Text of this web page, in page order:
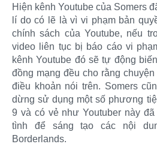
Hiện kênh Youtube của Somers
lí do có lẽ là vì vi phạm bản
chính sách của Youtube, nếu
video liên tục bị báo cáo vi
kênh Youtube đó sẽ tự động
đồng mạng đều cho rằng
điều khoản nói trên. Somers
dừng sử dụng một số phương
9 và có vẻ như Youtuber này
tình để sáng tạo các nội
Borderlands.​